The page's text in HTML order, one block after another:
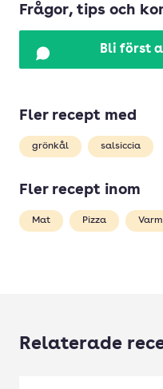
Frågor, tips och
Bli först
Fler recept med
grönkål salsiccia
Fler recept inom
Mat Pizza
Relaterade